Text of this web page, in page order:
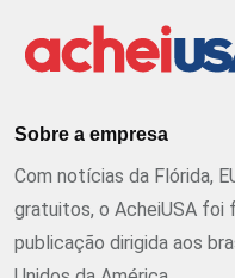
Sobre a empresa
Com notícias da Flórida,
gratuitos, o AcheiUSA foi
publicação dirigida aos